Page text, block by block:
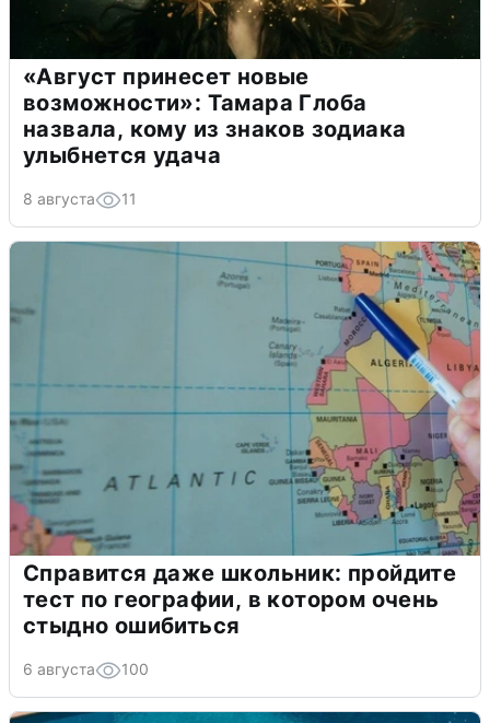
«Август принесет новые
возможности»: Тамара Глоба
назвала, кому из знаков зодиака
улыбнется удача
8 августа 11
Справится даже школьник: пройдите
тест по географии, в котором очень
стыдно ошибиться
6 августа 100